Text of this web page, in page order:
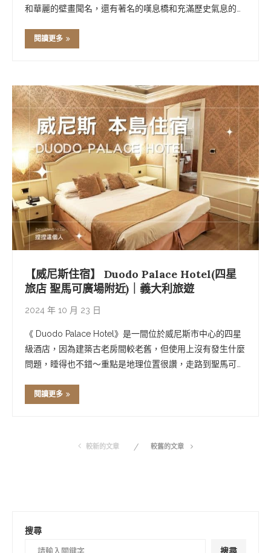
和華麗的壁畫聞名，還有著名的嘆息橋和充滿歷史氣息的監
道奇宮的門票資訊、營業時間，以及經典參觀路線和歷史故
閱讀更多
【威尼斯住宿】 Duodo Palace Hotel(四星
旅店 聖馬可廣場附近)｜義大利旅遊
2024 年 10 月 23 日
《 Duodo Palace Hotel》是一間位於威尼斯市中心的四星
級酒店，因為建築古老房間較老舊，但使用上沒有發生什麼
問題，睡得也不錯～重點是地理位置很讚，走路到聖馬可廣
尼斯運河，從義大利本島可直接搭乘計乘船抵達，交通可說
閱讀更多
較新的文章 較舊的文章
搜尋